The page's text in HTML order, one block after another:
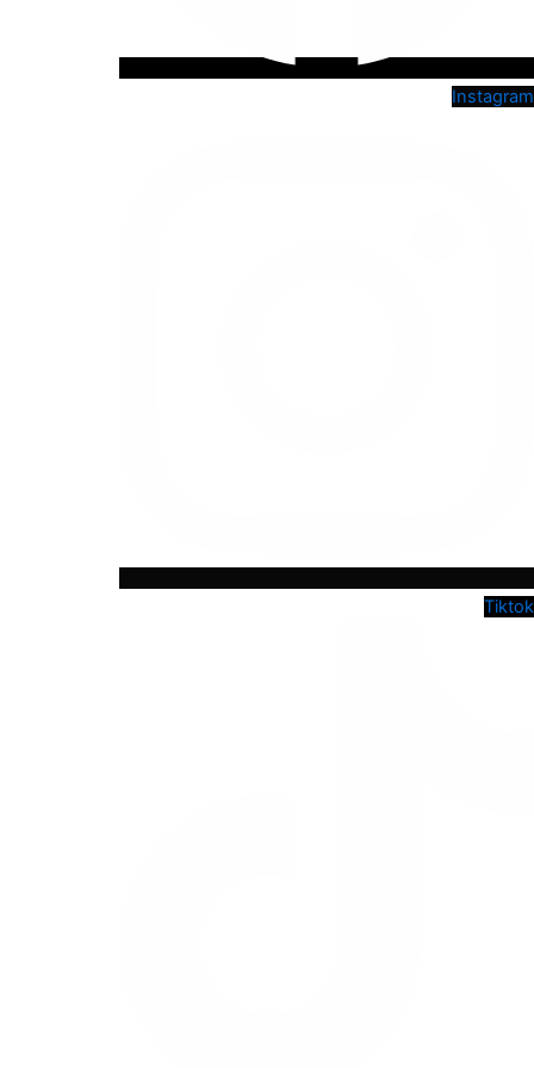
Instagram
Tiktok